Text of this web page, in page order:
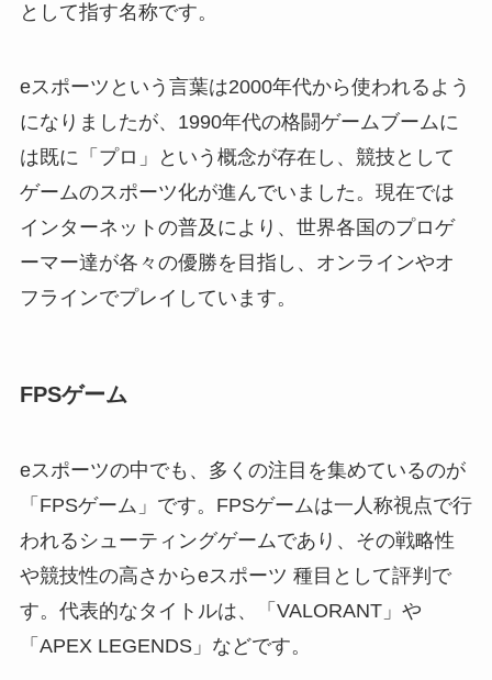
として指す名称です。
eスポーツという言葉は2000年代から使われるよう
になりましたが、1990年代の格闘ゲームブームに
は既に「プロ」という概念が存在し、競技として
ゲームのスポーツ化が進んでいました。現在では
インターネットの普及により、世界各国のプロゲ
ーマー達が各々の優勝を目指し、オンラインやオ
フラインでプレイしています。
FPSゲーム
eスポーツの中でも、多くの注目を集めているのが
「FPSゲーム」です。FPSゲームは一人称視点で行
われるシューティングゲームであり、その戦略性
や競技性の高さからeスポーツ 種目として評判で
す。代表的なタイトルは、「VALORANT」や
「APEX LEGENDS」などです。